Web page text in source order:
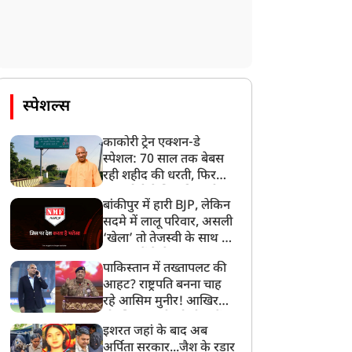
स्पेशल्स
काकोरी ट्रेन एक्शन-डे
स्पेशल: 70 साल तक बेबस
रही शहीद की धरती, फिर
पीढ़ियों का दर्द
बांकीपुर में हारी BJP, लेकिन
सदमे में लालू परिवार, असली
‘खेला’ तो तेजस्वी के साथ हो
पाकिस्तान में तख्तापलट की
आहट? राष्ट्रपति बनना चाह
रहे आसिम मुनीर! आखिर
बनाया मोहरा?
इशरत जहां के बाद अब
अर्पिता सरकार...जैश के रडार